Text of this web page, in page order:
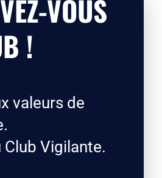
VOUS
!
valeurs de
Club Vigilante.